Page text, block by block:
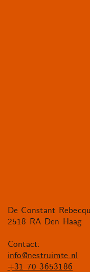
De Constant
2518 RA Den Haag
Contact:
info@nestruimte.nl
+31 70 3653186